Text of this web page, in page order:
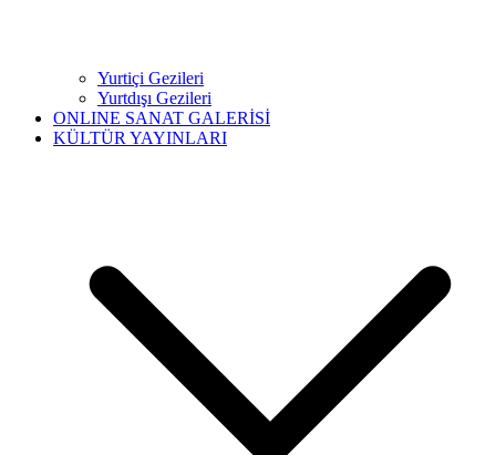
Yurtiçi Gezileri
Yurtdışı Gezileri
ONLINE SANAT GALERİSİ
KÜLTÜR YAYINLARI